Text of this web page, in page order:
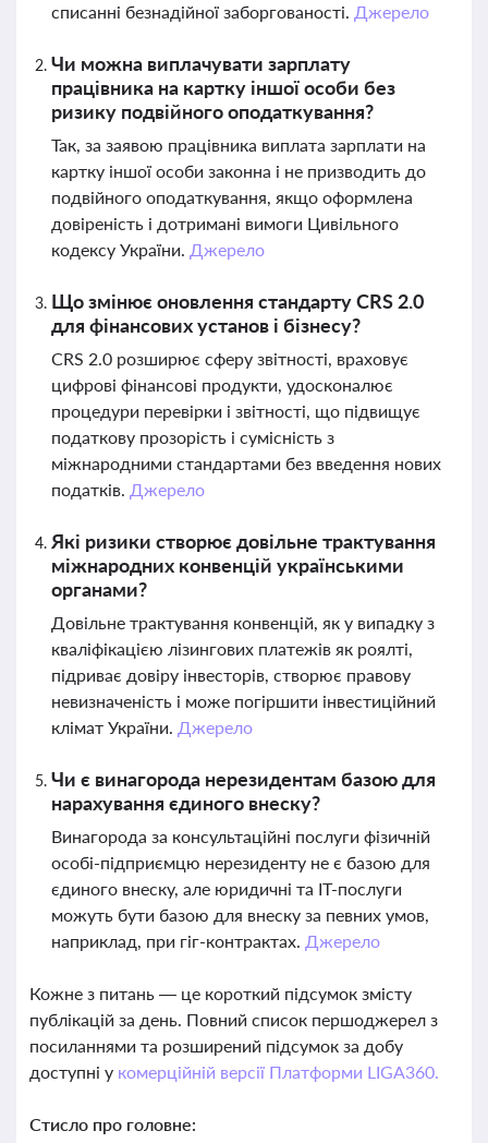
списанні безнадійної заборгованості. Джерело
Чи можна виплачувати зарплату
працівника на картку іншої особи без
ризику подвійного оподаткування?
Так, за заявою працівника виплата зарплати на
картку іншої особи законна і не призводить до
подвійного оподаткування, якщо оформлена
довіреність і дотримані вимоги Цивільного
кодексу України. Джерело
Що змінює оновлення стандарту CRS 2.0
для фінансових установ і бізнесу?
CRS 2.0 розширює сферу звітності, враховує
цифрові фінансові продукти, удосконалює
процедури перевірки і звітності, що підвищує
податкову прозорість і сумісність з
міжнародними стандартами без введення нових
податків. Джерело
Які ризики створює довільне трактування
міжнародних конвенцій українськими
органами?
Довільне трактування конвенцій, як у випадку з
кваліфікацією лізингових платежів як роялті,
підриває довіру інвесторів, створює правову
невизначеність і може погіршити інвестиційний
клімат України. Джерело
Чи є винагорода нерезидентам базою для
нарахування єдиного внеску?
Винагорода за консультаційні послуги фізичній
особі-підприємцю нерезиденту не є базою для
єдиного внеску, але юридичні та IT-послуги
можуть бути базою для внеску за певних умов,
наприклад, при гіг-контрактах. Джерело
Кожне з питань — це короткий підсумок змісту
публікацій за день. Повний список першоджерел з
посиланнями та розширений підсумок за добу
доступні у комерційній версії Платформи LIGA360.
Стисло про головне: